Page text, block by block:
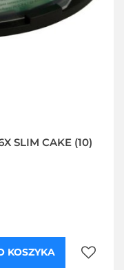
SLIM CAKE (10)
KOSZYKA